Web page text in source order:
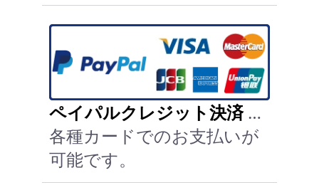
ペイパルクレジット決済…
各種カードでのお支払いが
可能です。